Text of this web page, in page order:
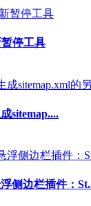
停工具
sitemap....
侧边栏插件：